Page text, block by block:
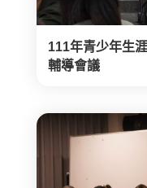
111年青少年生
輔導會議